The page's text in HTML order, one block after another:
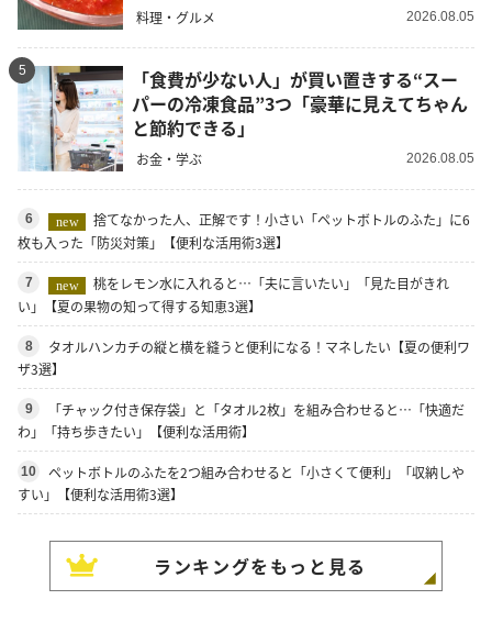
料理・グルメ 2026.08.05
5
「食費が少ない人」が買い置きする“スー
パーの冷凍食品”3つ「豪華に見えてちゃん
と節約できる」
お金・学ぶ 2026.08.05
6 new
捨てなかった人、正解です！小さい「ペットボトルのふた」に6
枚も入った「防災対策」【便利な活用術3選】
7 new
桃をレモン水に入れると…「夫に言いたい」「見た目がきれ
い」【夏の果物の知って得する知恵3選】
8
タオルハンカチの縦と横を縫うと便利になる！マネしたい【夏の便利ワ
ザ3選】
9
「チャック付き保存袋」と「タオル2枚」を組み合わせると…「快適だ
わ」「持ち歩きたい」【便利な活用術】
10
ペットボトルのふたを2つ組み合わせると「小さくて便利」「収納しや
すい」【便利な活用術3選】
ランキングをもっと見る